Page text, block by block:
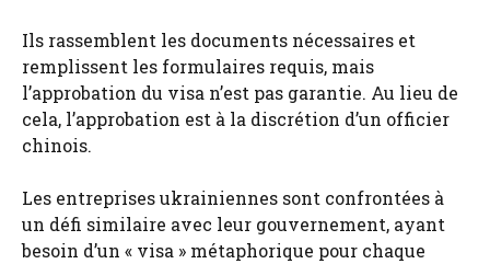
Ils rassemblent les documents nécessaires et
remplissent les formulaires requis, mais
l’approbation du visa n’est pas garantie. Au lieu de
cela, l’approbation est à la discrétion d’un officier
chinois.
Les entreprises ukrainiennes sont confrontées à
un défi similaire avec leur gouvernement, ayant
besoin d’un « visa » métaphorique pour chaque